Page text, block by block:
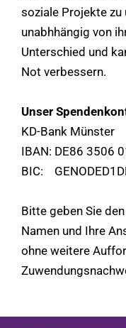
soziale Projekte zu
unabhhängig von
Unterschied und
Not verbessern.
Unser
KD-Bank Münster
IBAN: DE86 3506
BIC:
Bitte geben Sie
Namen und Ihre
ohne weitere